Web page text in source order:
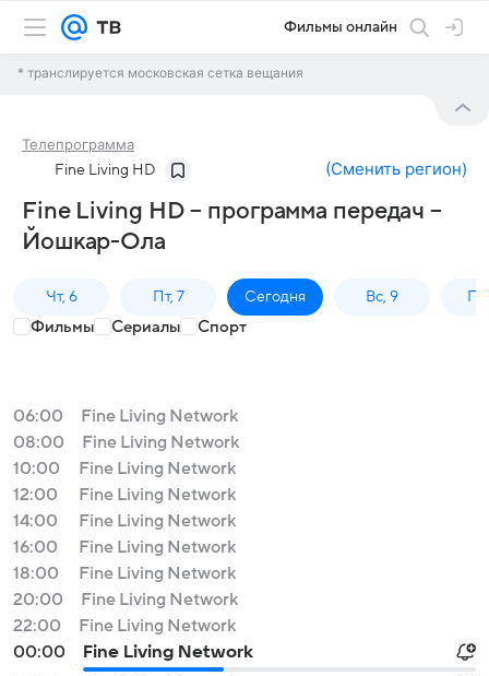
Фильмы онлайн
* транслируется московская сетка вещания
Телепрограмма
Fine Living HD (Сменить регион)
Fine Living HD – программа передач –
Йошкар-Ола
Чт, 6 Пт, 7 Сегодня Вс, 9
Фильмы Сериалы Спорт
06:00
Fine Living Network
08:00
Fine Living Network
10:00
Fine Living Network
12:00
Fine Living Network
14:00
Fine Living Network
16:00
Fine Living Network
18:00
Fine Living Network
20:00
Fine Living Network
22:00
Fine Living Network
00:00
Fine Living Network